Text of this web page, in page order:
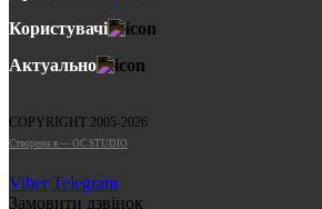
Користувачі
Актуально
COPYRIGHT 2005-2026
Cтворено в — OC STUDIO
Viber Telegram
Замовити дзвінок